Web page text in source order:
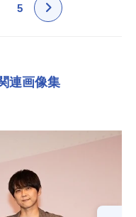
5
連画像集